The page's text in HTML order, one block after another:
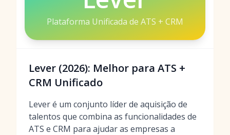
Plataforma Unificada de ATS + CRM
Lever (2026): Melhor para ATS +
CRM Unificado
Lever é um conjunto líder de aquisição de
talentos que combina as funcionalidades de
ATS e CRM para ajudar as empresas a